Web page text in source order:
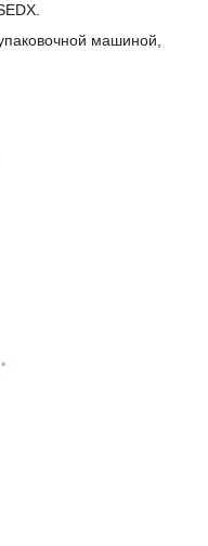
машиной,